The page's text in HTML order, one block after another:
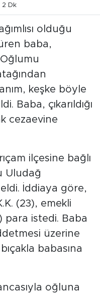
2 Dk
olduğu
baba,
keşke böyle
Baba, çıkarıldığı
cezaevine
ilçesine bağlı
Uludağ
İddiaya göre,
(23), emekli
para istedi. Baba
üzerine
babasına
oğluna